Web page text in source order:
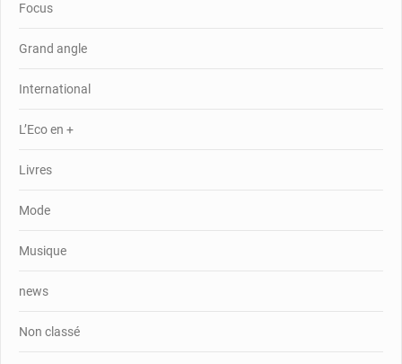
Focus
Grand angle
International
L’Eco en +
Livres
Mode
Musique
news
Non classé